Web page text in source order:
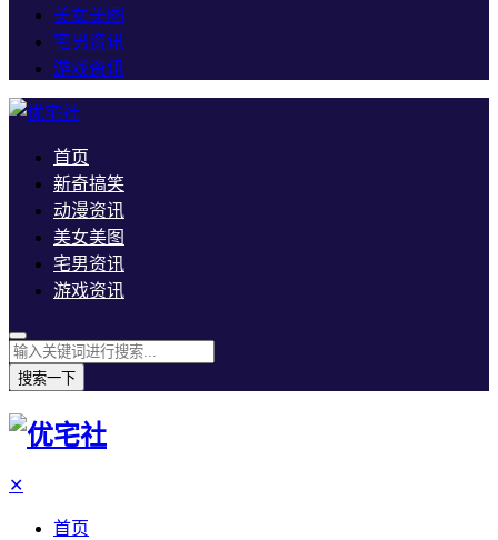
美女美图
宅男资讯
游戏资讯
首页
新奇搞笑
动漫资讯
美女美图
宅男资讯
游戏资讯
搜索一下
✕
首页